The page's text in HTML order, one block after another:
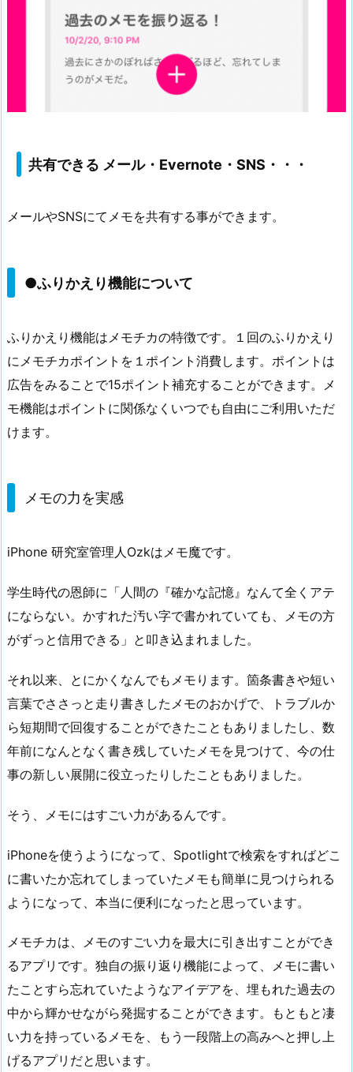
共有できる メール・Evernote・SNS・・・
メールやSNSにてメモを共有する事ができます。
●ふりかえり機能について
ふりかえり機能はメモチカの特徴です。１回のふりかえり
にメモチカポイントを１ポイント消費します。ポイントは
広告をみることで15ポイント補充することができます。メ
モ機能はポイントに関係なくいつでも自由にご利用いただ
けます。
メモの力を実感
iPhone 研究室管理人Ozkはメモ魔です。
学生時代の恩師に「人間の『確かな記憶』なんて全くアテ
にならない。かすれた汚い字で書かれていても、メモの方
がずっと信用できる」と叩き込まれました。
それ以来、とにかくなんでもメモります。箇条書きや短い
言葉でささっと走り書きしたメモのおかげで、トラブルか
ら短期間で回復することができたこともありましたし、数
年前になんとなく書き残していたメモを見つけて、今の仕
事の新しい展開に役立ったりしたこともありました。
そう、メモにはすごい力があるんです。
iPhoneを使うようになって、Spotlightで検索をすればどこ
に書いたか忘れてしまっていたメモも簡単に見つけられる
ようになって、本当に便利になったと思っています。
メモチカは、メモのすごい力を最大に引き出すことができ
るアプリです。独自の振り返り機能によって、メモに書い
たことすら忘れていたようなアイデアを、埋もれた過去の
中から輝かせながら発掘することができます。もともと凄
い力を持っているメモを、もう一段階上の高みへと押し上
げるアプリだと思います。